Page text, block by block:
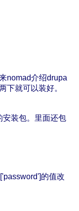
nomad介绍drupa
下就可以装好。
安装包。里面还包
的值改